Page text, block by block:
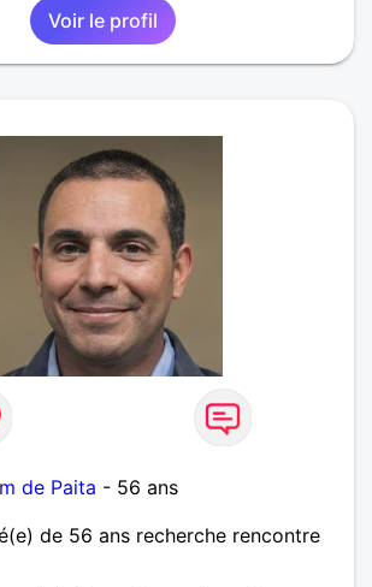
Voir le profil
de Paita - 56 ans
de 56 ans recherche rencontre